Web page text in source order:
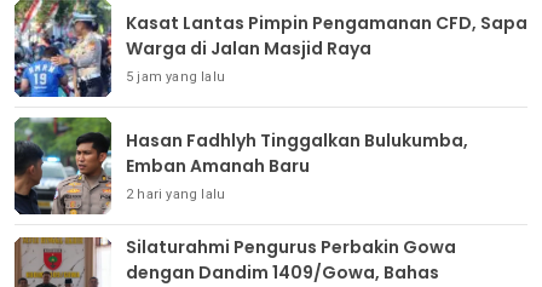
Kasat Lantas Pimpin Pengamanan CFD, Sapa
Warga di Jalan Masjid Raya
5 jam yang lalu
Hasan Fadhlyh Tinggalkan Bulukumba,
Emban Amanah Baru
2 hari yang lalu
Silaturahmi Pengurus Perbakin Gowa
dengan Dandim 1409/Gowa, Bahas